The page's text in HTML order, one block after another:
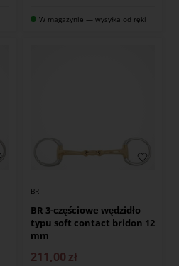
W magazynie — wysyłka od ręki
BR
BR 3-częściowe wędzidło
typu soft contact bridon 12
mm
211,00 zł